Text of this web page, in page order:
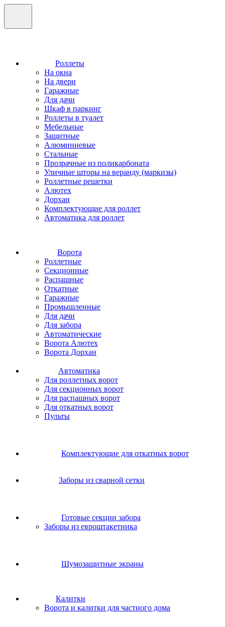
Роллеты
На окна
На двери
Гаражные
Для дачи
Шкаф в паркинг
Роллеты в туалет
Мебельные
Защитные
Алюминиевые
Стальные
Прозрачные из поликарбоната
Уличные шторы на веранду (маркизы)
Роллетные решетки
Алютех
Дорхан
Комплектующие для роллет
Автоматика для роллет
Ворота
Роллетные
Секционные
Распашные
Откатные
Гаражные
Промышленные
Для дачи
Для забора
Автоматические
Ворота Алютех
Ворота Дорхан
Автоматика
Для роллетных ворот
Для секционных ворот
Для распашных ворот
Для откатных ворот
Пульты
Комплектующие для откатных ворот
Заборы из сварной сетки
Готовые секции забора
Заборы из евроштакетника
Шумозащитные экраны
Калитки
Ворота и калитки для частного дома